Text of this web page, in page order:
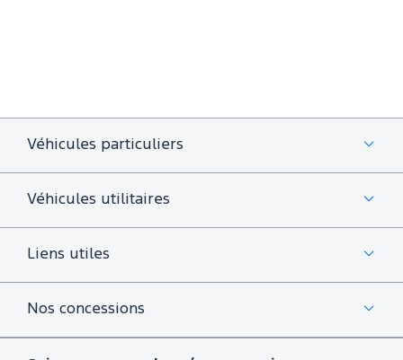
Véhicules particuliers
Véhicules utilitaires
Liens utiles
Nos concessions